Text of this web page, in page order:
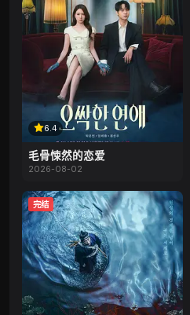
6.4
毛骨悚然的恋爱
2026-08-02
完结